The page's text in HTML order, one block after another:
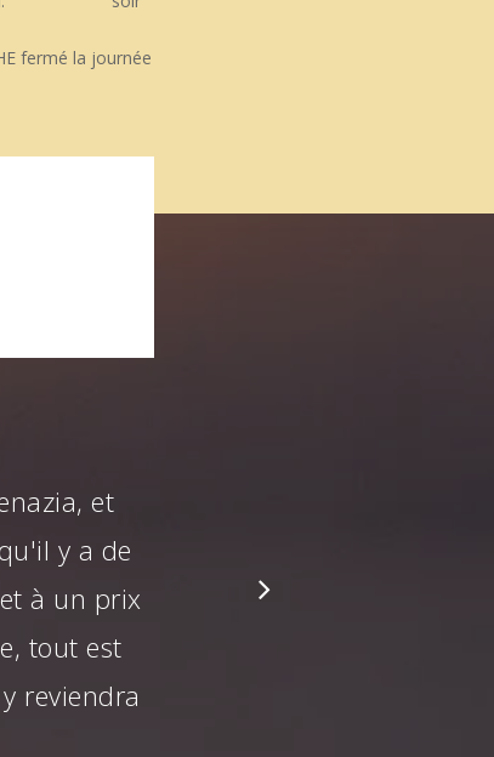
fermé la journée
et
y a de
à un prix
tout est
reviendra